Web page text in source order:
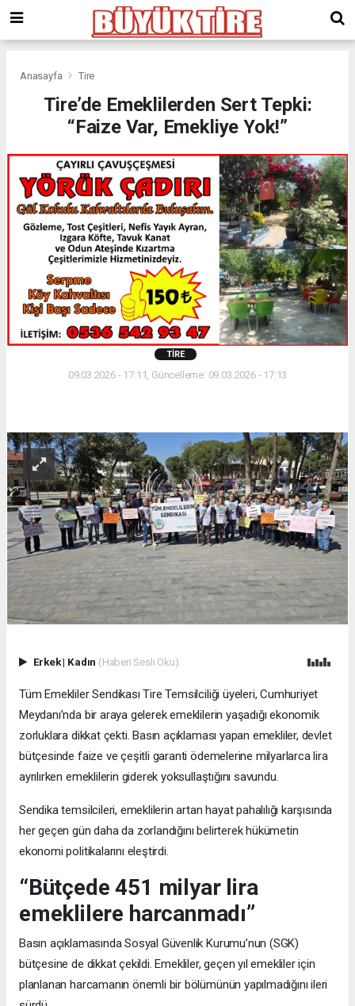
giriş
kingroyal
Anasayfa Tire
Tire’de Emeklilerden Sert Tepki:
“Faize Var, Emekliye Yok!”
TIRE
09.03.2026 - 17:11, Güncelleme: 09.03.2026 - 17:13
Erkek| Kadın (Haberi Sesli Oku)
Tüm Emekliler Sendikası Tire Temsilciliği üyeleri, Cumhuriyet
Meydanı’nda bir araya gelerek emeklilerin yaşadığı ekonomik
zorluklara dikkat çekti. Basın açıklaması yapan emekliler, devlet
bütçesinde faize ve çeşitli garanti ödemelerine milyarlarca lira
ayrılırken emeklilerin giderek yoksullaştığını savundu.
Sendika temsilcileri, emeklilerin artan hayat pahalılığı karşısında
her geçen gün daha da zorlandığını belirterek hükümetin
ekonomi politikalarını eleştirdi.
“Bütçede 451 milyar lira
emeklilere harcanmadı”
Basın açıklamasında Sosyal Güvenlik Kurumu’nun (SGK)
bütçesine de dikkat çekildi. Emekliler, geçen yıl emekliler için
planlanan harcamanın önemli bir bölümünün yapılmadığını ileri